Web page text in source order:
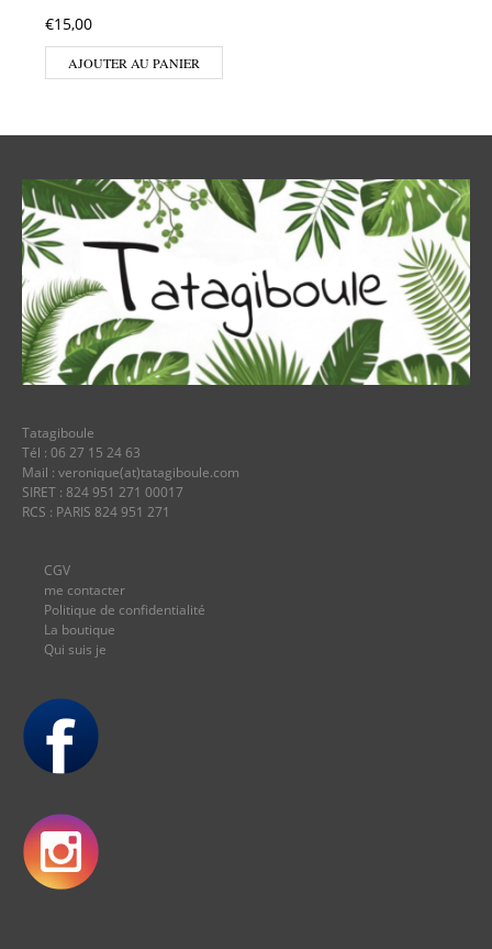
€15,00
AJOUTER AU PANIER
Tatagiboule
Tél : 06 27 15 24 63
Mail : veronique(at)tatagiboule.com
SIRET : 824 951 271 00017
RCS : PARIS 824 951 271
CGV
me contacter
Politique de confidentialité
La boutique
Qui suis je